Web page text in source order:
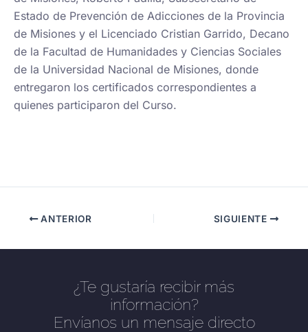
Estado de Prevención de Adicciones de la Provincia
de Misiones y el Licenciado Cristian Garrido, Decano
de la Facultad de Humanidades y Ciencias Sociales
de la Universidad Nacional de Misiones, donde
entregaron los certificados correspondientes a
quienes participaron del Curso.
ANTERIOR SIGUIENTE
¿Te gustaría recibir más
información?
Envíanos un mensaje directo